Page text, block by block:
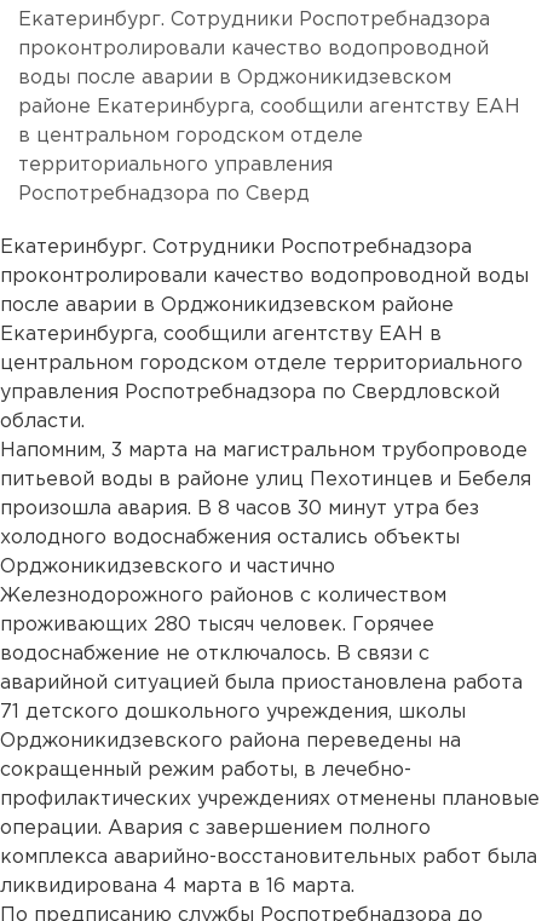
Екатеринбург. Сотрудники Роспотребнадзора
проконтролировали качество водопроводной
воды после аварии в Орджоникидзевском
районе Екатеринбурга, сообщили агентству ЕАН
в центральном городском отделе
территориального управления
Роспотребнадзора по Сверд
Екатеринбург. Сотрудники Роспотребнадзора
проконтролировали качество водопроводной воды
после аварии в Орджоникидзевском районе
Екатеринбурга, сообщили агентству ЕАН в
центральном городском отделе территориального
управления Роспотребнадзора по Свердловской
области.
Напомним, 3 марта на магистральном трубопроводе
питьевой воды в районе улиц Пехотинцев и Бебеля
произошла авария. В 8 часов 30 минут утра без
холодного водоснабжения остались объекты
Орджоникидзевского и частично
Железнодорожного районов с количеством
проживающих 280 тысяч человек. Горячее
водоснабжение не отключалось. В связи с
аварийной ситуацией была приостановлена работа
71 детского дошкольного учреждения, школы
Орджоникидзевского района переведены на
сокращенный режим работы, в лечебно-
профилактических учреждениях отменены плановые
операции. Авария с завершением полного
комплекса аварийно-восстановительных работ была
ликвидирована 4 марта в 16 марта.
По предписанию службы Роспотребнадзора до